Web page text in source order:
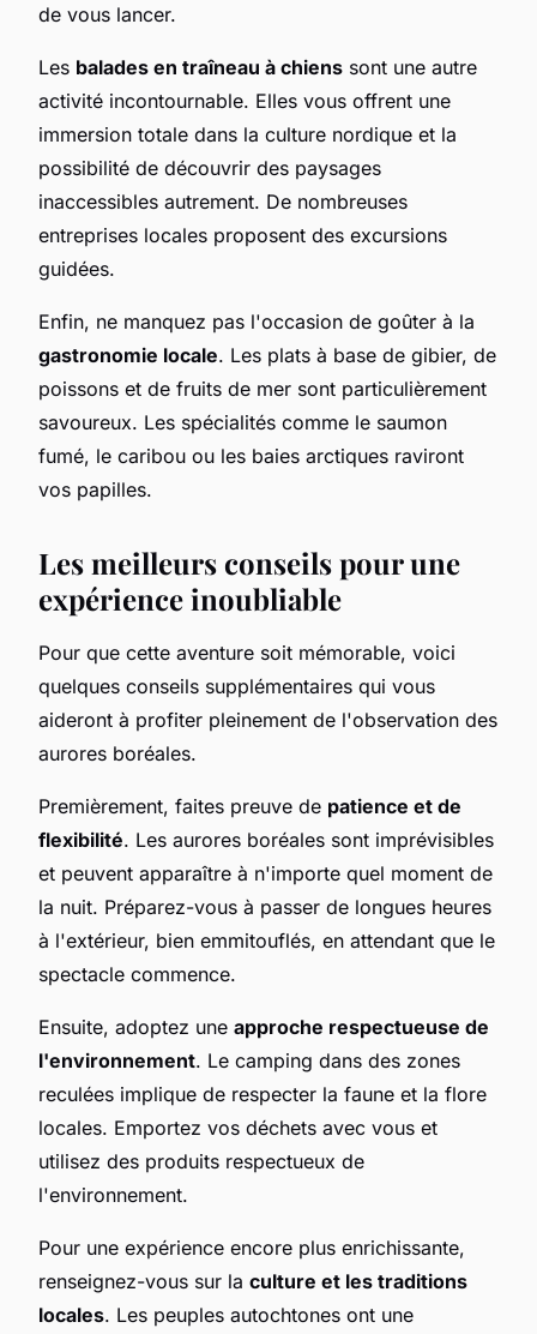
de vous lancer.
Les balades en traîneau à chiens sont une autre
activité incontournable. Elles vous offrent une
immersion totale dans la culture nordique et la
possibilité de découvrir des paysages
inaccessibles autrement. De nombreuses
entreprises locales proposent des excursions
guidées.
Enfin, ne manquez pas l'occasion de goûter à la
gastronomie locale. Les plats à base de gibier, de
poissons et de fruits de mer sont particulièrement
savoureux. Les spécialités comme le saumon
fumé, le caribou ou les baies arctiques raviront
vos papilles.
Les meilleurs conseils pour une
expérience inoubliable
Pour que cette aventure soit mémorable, voici
quelques conseils supplémentaires qui vous
aideront à profiter pleinement de l'observation des
aurores boréales.
Premièrement, faites preuve de patience et de
flexibilité. Les aurores boréales sont imprévisibles
et peuvent apparaître à n'importe quel moment de
la nuit. Préparez-vous à passer de longues heures
à l'extérieur, bien emmitouflés, en attendant que le
spectacle commence.
Ensuite, adoptez une approche respectueuse de
l'environnement. Le camping dans des zones
reculées implique de respecter la faune et la flore
locales. Emportez vos déchets avec vous et
utilisez des produits respectueux de
l'environnement.
Pour une expérience encore plus enrichissante,
renseignez-vous sur la culture et les traditions
locales. Les peuples autochtones ont une